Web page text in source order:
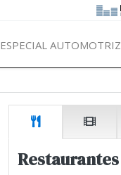
ESPECIAL AUTOMOTRIZ
Restaurantes